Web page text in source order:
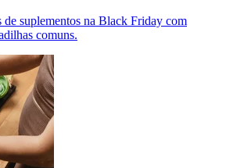
de suplementos na Black Friday com
comuns.